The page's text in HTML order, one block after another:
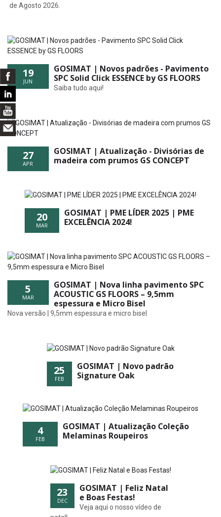
de Agosto 2026.
19
JUN
GOSIMAT | Novos padrões - Pavimento
SPC Solid Click ESSENCE by GS FLOORS
Saiba tudo aqui!
27
APR
GOSIMAT | Atualização - Divisórias de
madeira com prumos GS CONCEPT
20
MAR
GOSIMAT | PME LÍDER 2025 | PME
EXCELÊNCIA 2024!
5
MAR
GOSIMAT | Nova linha pavimento SPC
ACOUSTIC GS FLOORS – 9,5mm
espessura e Micro Bisel
Nova versão | 9,5mm espessura e micro bisel
25
FEB
GOSIMAT | Novo padrão
Signature Oak
4
FEB
GOSIMAT | Atualização Coleção
Melaminas Roupeiros
23
DEC
GOSIMAT | Feliz Natal
e Boas Festas!
Veja aqui o nosso vídeo de